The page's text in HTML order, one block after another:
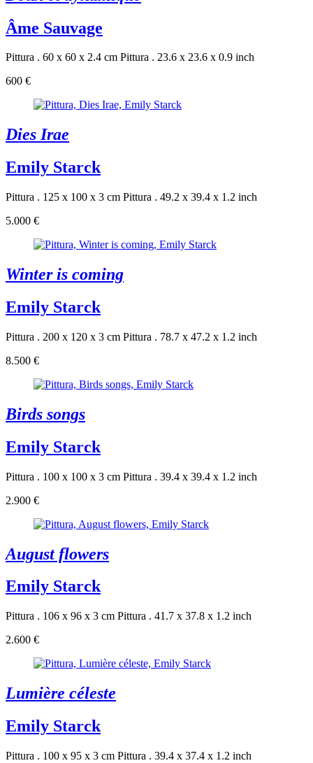
Âme Sauvage
Pittura . 60 x 60 x 2.4 cm Pittura . 23.6 x 23.6 x 0.9 inch
600 €
Dies Irae
Emily Starck
Pittura . 125 x 100 x 3 cm Pittura . 49.2 x 39.4 x 1.2 inch
5.000 €
Winter is coming
Emily Starck
Pittura . 200 x 120 x 3 cm Pittura . 78.7 x 47.2 x 1.2 inch
8.500 €
Birds songs
Emily Starck
Pittura . 100 x 100 x 3 cm Pittura . 39.4 x 39.4 x 1.2 inch
2.900 €
August flowers
Emily Starck
Pittura . 106 x 96 x 3 cm Pittura . 41.7 x 37.8 x 1.2 inch
2.600 €
Lumière céleste
Emily Starck
Pittura . 100 x 95 x 3 cm Pittura . 39.4 x 37.4 x 1.2 inch